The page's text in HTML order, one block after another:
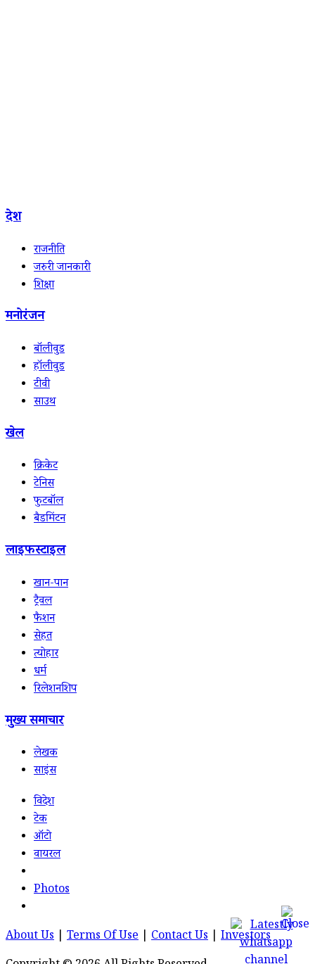
देश
राजनीति
जरुरी जानकारी
शिक्षा
मनोरंजन
बॉलीवुड
हॉलीवुड
टीवी
साउथ
खेल
क्रिकेट
टेनिस
फुटबॉल
बैडमिंटन
लाइफस्टाइल
खान-पान
ट्रैवल
फैशन
सेहत
त्योहार
धर्म
रिलेशनशिप
मुख्य समाचार
लेखक
साइंस
विदेश
टेक
ऑटो
वायरल
Photos
About Us Terms Of Use Contact Us
Investors